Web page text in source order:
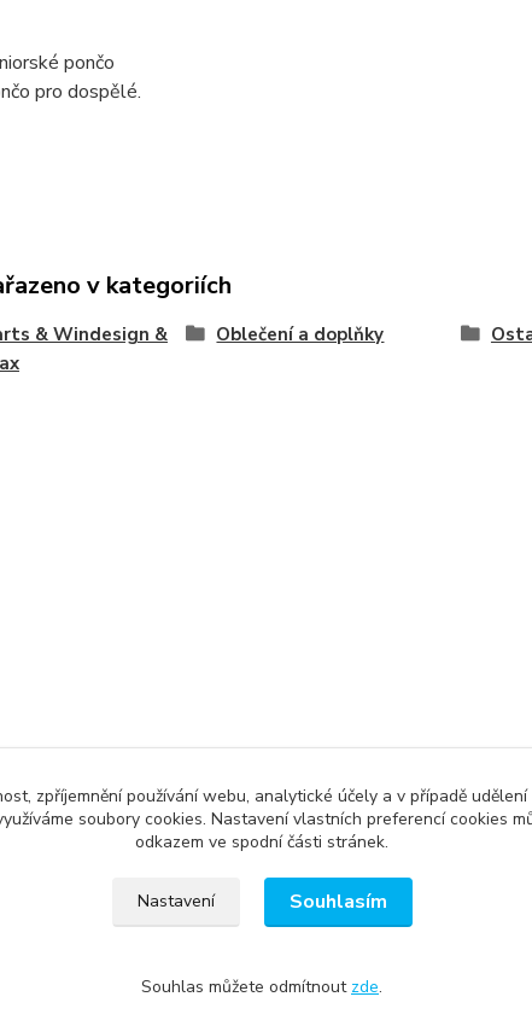
pončo
pro dospělé.
v kategoriích
& Windesign &
Oblečení a doplňky
zpříjemnění používání webu, analytické účely a v případě
soubory cookies. Nastavení vlastních preferencí cookies
odkazem ve spodní části stránek.
Nastavení Souhlasím
Souhlas můžete odmítnout zde.